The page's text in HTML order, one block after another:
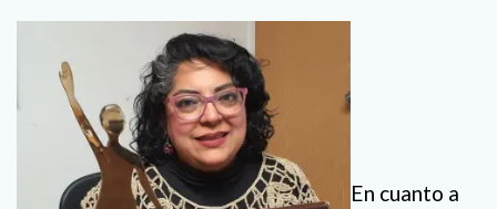
En cuanto a